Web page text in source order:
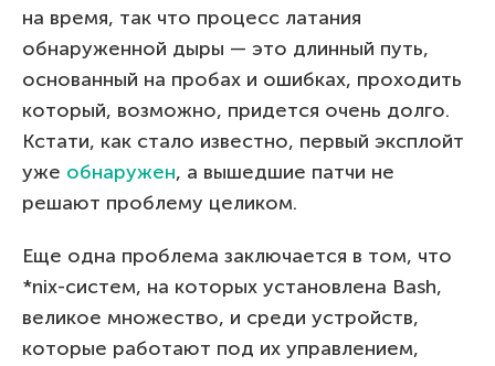
на время, так что процесс латания
обнаруженной дыры — это длинный путь,
основанный на пробах и ошибках, проходить
который, возможно, придется очень долго.
Кстати, как стало известно, первый эксплойт
уже обнаружен, а вышедшие патчи не
решают проблему целиком.
Еще одна проблема заключается в том, что
*nix-систем, на которых установлена Bash,
великое множество, и среди устройств,
которые работают под их управлением,